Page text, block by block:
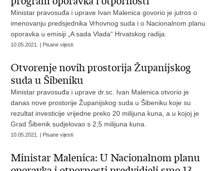
Ministar pravosuđa i uprave Ivan Malenica govorio je jutros o
imenovanju predsjednika Vrhovnog suda i o Nacionalnom planu
oporavka u emisiji „A sada Vlada“ Hrvatskog radija.
10.05.2021. | Pisane vijesti
Otvorenje novih prostorija Županijskog
suda u Šibeniku
Ministar pravosuđa i uprave dr.sc. Ivan Malenica otvorio je
danas nove prostorije Županijskog suda u Šibeniku koje su
rezultat investicije vrijedne preko 20 milijuna kuna, a u kojoj je
Grad Šibenik sudjelovao s 2,5 milijuna kuna.
10.05.2021. | Pisane vijesti
Ministar Malenica: U Nacionalnom planu